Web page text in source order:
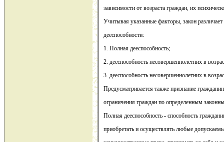
зависимости от возраста граждан, их
Учитывая указанные факторы, закон различает
дееспособности:
1. Полная дееспособность;
2. дееспособность несовершеннолетних в
3. дееспособность несовершеннолетних в
Предусматривается также признание
ограничения граждан по определенным
Полная дееспособность - способность
приобретать и осуществлять любые